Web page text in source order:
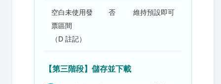
空白未使用發
票區間
（D 註記）
否 維持預設即可
【第三階段】儲存並下載